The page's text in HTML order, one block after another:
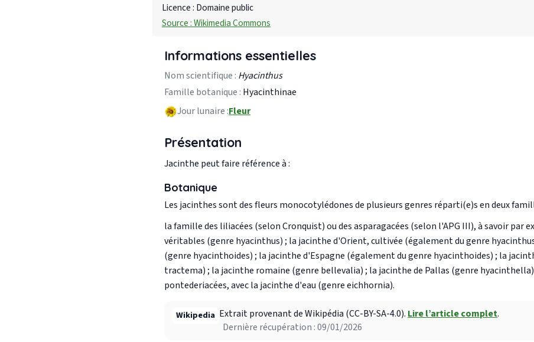
Licence : Domaine public
Source : Wikimedia Commons
Informations essentielles
Nom scientifique : Hyacinthus
Famille botanique : Hyacinthinae
Jour lunaire :Fleur
Présentation
Jacinthe peut faire référence à :
Botanique
Les jacinthes sont des fleurs monocotylédones de plusieurs genres réparti(e)s en deux
la famille des liliacées (selon Cronquist) ou des asparagacées (selon l'APG III), à savoir par
véritables (genre hyacinthus) ; la jacinthe d'Orient, cultivée (également du genre
(genre hyacinthoides) ; la jacinthe d'Espagne (également du genre hyacinthoides) ; la
tractema) ; la jacinthe romaine (genre bellevalia) ; la jacinthe de Pallas (genre
pontederiacées, avec la jacinthe d'eau (genre eichhornia).
Wikipedia Extrait provenant de Wikipédia (CC-BY-SA-4.0). Lire l’article complet.
Dernière récupération : 09/01/2026